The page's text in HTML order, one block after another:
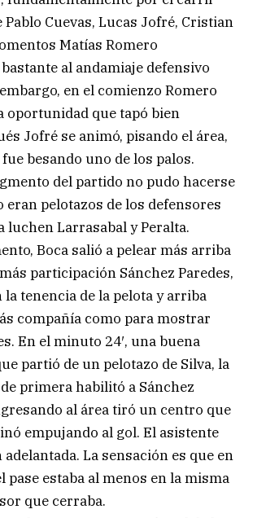
Pablo Cuevas, Lucas Jofré, Cristian
Matías Romero
al andamiaje defensivo
en el comienzo Romero
oportunidad que tapó bien
Jofré se animó, pisando el área,
besando uno de los palos.
del partido no pudo hacerse
eran pelotazos de los defensores
luchen Larrasabal y Peralta.
Boca salió a pelear más arriba
participación Sánchez Paredes,
la tenencia de la pelota y arriba
compañía como para mostrar
En el minuto 24′, una buena
partió de un pelotazo de Silva, la
primera habilitó a Sánchez
al área tiró un centro que
empujando al gol. El asistente
La sensación es que en
pase estaba al menos en la misma
que cerraba.